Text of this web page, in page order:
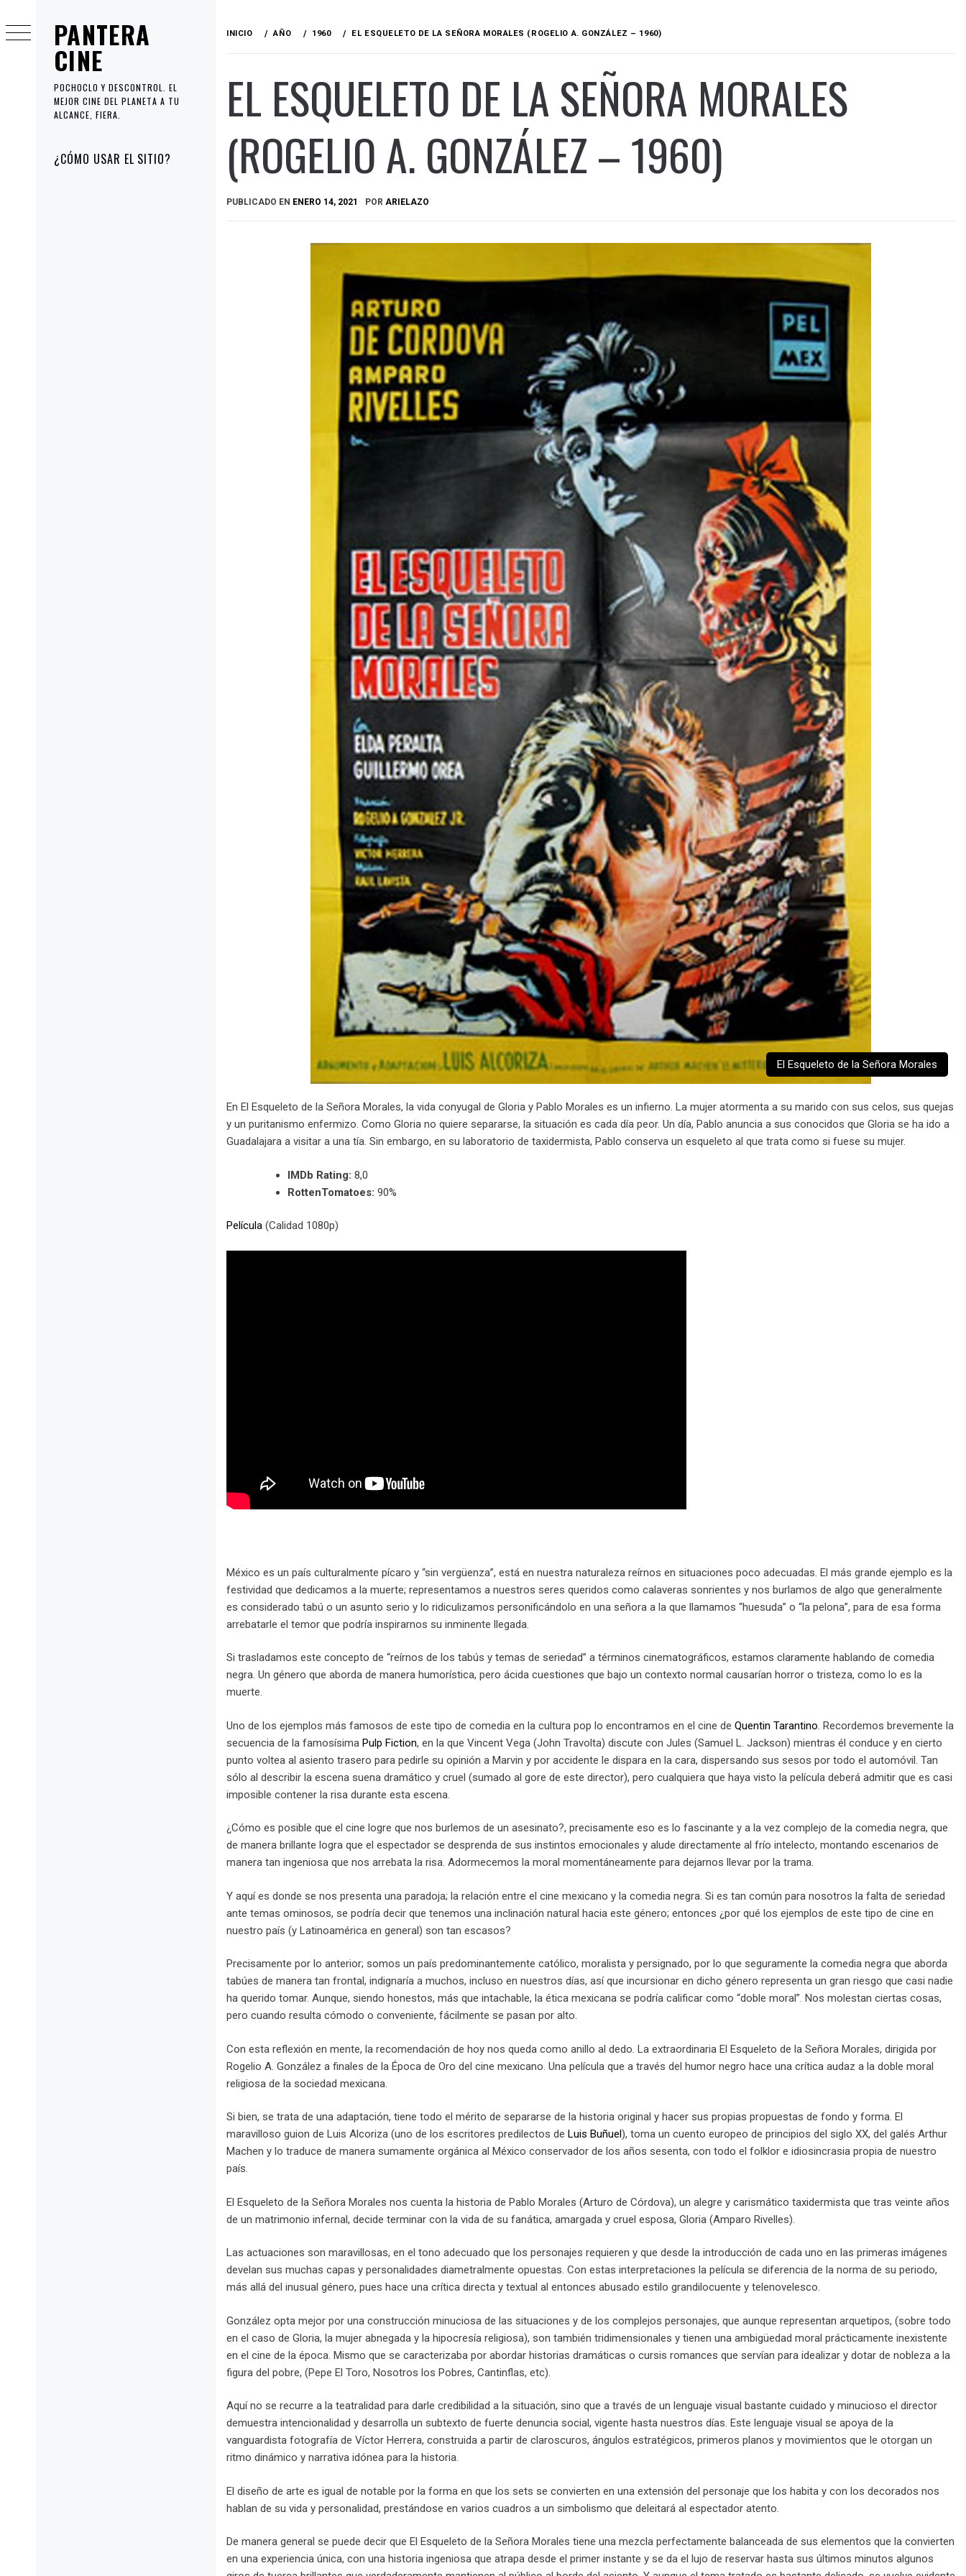
PANTERA
CINE
POCHOCLO Y DESCONTROL. EL
MEJOR CINE DEL PLANETA A TU
ALCANCE, FIERA.
principal
¿CÓMO USAR EL SITIO?
al
contenido
INICIO AÑO 1960 EL ESQUELETO DE LA SEÑORA MORALES (ROGELIO A. GONZÁLEZ – 1960)
EL ESQUELETO DE LA SEÑORA MORALES
(ROGELIO A. GONZÁLEZ – 1960)
PUBLICADO EN ENERO 14, 2021 POR ARIELAZO
El Esqueleto de la Señora Morales
En El Esqueleto de la Señora Morales, la vida conyugal de Gloria y Pablo Morales es un infierno. La mujer atormenta a su marido con sus celos, sus quejas
y un puritanismo enfermizo. Como Gloria no quiere separarse, la situación es cada día peor. Un día, Pablo anuncia a sus conocidos que Gloria se ha ido a
Guadalajara a visitar a una tía. Sin embargo, en su laboratorio de taxidermista, Pablo conserva un esqueleto al que trata como si fuese su mujer.
IMDb Rating: 8,0
RottenTomatoes: 90%
Película (Calidad 1080p)
México es un país culturalmente pícaro y “sin vergüenza”, está en nuestra naturaleza reírnos en situaciones poco adecuadas. El más grande ejemplo es la
festividad que dedicamos a la muerte; representamos a nuestros seres queridos como calaveras sonrientes y nos burlamos de algo que generalmente
es considerado tabú o un asunto serio y lo ridiculizamos personificándolo en una señora a la que llamamos “huesuda” o “la pelona”, para de esa forma
arrebatarle el temor que podría inspirarnos su inminente llegada.
Si trasladamos este concepto de “reírnos de los tabús y temas de seriedad” a términos cinematográficos, estamos claramente hablando de comedia
negra. Un género que aborda de manera humorística, pero ácida cuestiones que bajo un contexto normal causarían horror o tristeza, como lo es la
muerte.
Uno de los ejemplos más famosos de este tipo de comedia en la cultura pop lo encontramos en el cine de Quentin Tarantino . Recordemos brevemente la
secuencia de la famosísima Pulp Fiction, en la que Vincent Vega (John Travolta) discute con Jules (Samuel L. Jackson) mientras él conduce y en cierto
punto voltea al asiento trasero para pedirle su opinión a Marvin y por accidente le dispara en la cara, dispersando sus sesos por todo el automóvil. Tan
sólo al describir la escena suena dramático y cruel (sumado al gore de este director), pero cualquiera que haya visto la película deberá admitir que es casi
imposible contener la risa durante esta escena.
¿Cómo es posible que el cine logre que nos burlemos de un asesinato?, precisamente eso es lo fascinante y a la vez complejo de la comedia negra, que
de manera brillante logra que el espectador se desprenda de sus instintos emocionales y alude directamente al frío intelecto, montando escenarios de
manera tan ingeniosa que nos arrebata la risa. Adormecemos la moral momentáneamente para dejarnos llevar por la trama.
Y aquí es donde se nos presenta una paradoja; la relación entre el cine mexicano y la comedia negra. Si es tan común para nosotros la falta de seriedad
ante temas ominosos, se podría decir que tenemos una inclinación natural hacia este género; entonces ¿por qué los ejemplos de este tipo de cine en
nuestro país (y Latinoamérica en general) son tan escasos?
Precisamente por lo anterior; somos un país predominantemente católico, moralista y persignado, por lo que seguramente la comedia negra que aborda
tabúes de manera tan frontal, indignaría a muchos, incluso en nuestros días, así que incursionar en dicho género representa un gran riesgo que casi nadie
ha querido tomar. Aunque, siendo honestos, más que intachable, la ética mexicana se podría calificar como “doble moral”. Nos molestan ciertas cosas,
pero cuando resulta cómodo o conveniente, fácilmente se pasan por alto.
Con esta reflexión en mente, la recomendación de hoy nos queda como anillo al dedo. La extraordinaria El Esqueleto de la Señora Morales, dirigida por
Rogelio A. González a finales de la Época de Oro del cine mexicano. Una película que a través del humor negro hace una crítica audaz a la doble moral
religiosa de la sociedad mexicana.
Si bien, se trata de una adaptación, tiene todo el mérito de separarse de la historia original y hacer sus propias propuestas de fondo y forma. El
maravilloso guion de Luis Alcoriza (uno de los escritores predilectos de Luis Buñuel), toma un cuento europeo de principios del siglo XX, del galés Arthur
Machen y lo traduce de manera sumamente orgánica al México conservador de los años sesenta, con todo el folklor e idiosincrasia propia de nuestro
país.
El Esqueleto de la Señora Morales nos cuenta la historia de Pablo Morales (Arturo de Córdova), un alegre y carismático taxidermista que tras veinte años
de un matrimonio infernal, decide terminar con la vida de su fanática, amargada y cruel esposa, Gloria (Amparo Rivelles).
Las actuaciones son maravillosas, en el tono adecuado que los personajes requieren y que desde la introducción de cada uno en las primeras imágenes
develan sus muchas capas y personalidades diametralmente opuestas. Con estas interpretaciones la película se diferencia de la norma de su periodo,
más allá del inusual género, pues hace una crítica directa y textual al entonces abusado estilo grandilocuente y telenovelesco.
González opta mejor por una construcción minuciosa de las situaciones y de los complejos personajes, que aunque representan arquetipos, (sobre todo
en el caso de Gloria, la mujer abnegada y la hipocresía religiosa), son también tridimensionales y tienen una ambigüedad moral prácticamente inexistente
en el cine de la época. Mismo que se caracterizaba por abordar historias dramáticas o cursis romances que servían para idealizar y dotar de nobleza a la
figura del pobre, (Pepe El Toro, Nosotros los Pobres, Cantinflas, etc).
Aquí no se recurre a la teatralidad para darle credibilidad a la situación, sino que a través de un lenguaje visual bastante cuidado y minucioso el director
demuestra intencionalidad y desarrolla un subtexto de fuerte denuncia social, vigente hasta nuestros días. Este lenguaje visual se apoya de la
vanguardista fotografía de Víctor Herrera, construida a partir de claroscuros, ángulos estratégicos, primeros planos y movimientos que le otorgan un
ritmo dinámico y narrativa idónea para la historia.
El diseño de arte es igual de notable por la forma en que los sets se convierten en una extensión del personaje que los habita y con los decorados nos
hablan de su vida y personalidad, prestándose en varios cuadros a un simbolismo que deleitará al espectador atento.
De manera general se puede decir que El Esqueleto de la Señora Morales tiene una mezcla perfectamente balanceada de sus elementos que la convierten
en una experiencia única, con una historia ingeniosa que atrapa desde el primer instante y se da el lujo de reservar hasta sus últimos minutos algunos